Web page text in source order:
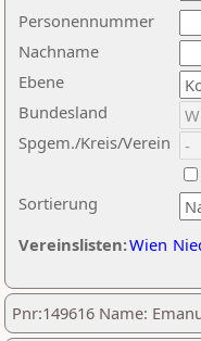
Nachname
Ebene
Sortierung
Personennummer
Bundesland
Spgem./Kreis/Verein
Vereinslisten:Wien
Pnr:149616 Name: